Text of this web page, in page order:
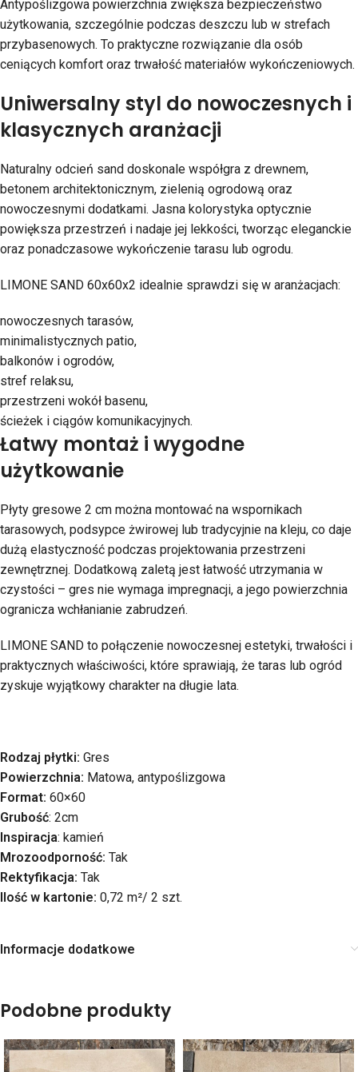
Antypoślizgowa powierzchnia zwiększa bezpieczeństwo
użytkowania, szczególnie podczas deszczu lub w strefach
przybasenowych. To praktyczne rozwiązanie dla osób
ceniących komfort oraz trwałość materiałów wykończeniowych.
Uniwersalny styl do nowoczesnych i
klasycznych aranżacji
Naturalny odcień sand doskonale współgra z drewnem,
betonem architektonicznym, zielenią ogrodową oraz
nowoczesnymi dodatkami. Jasna kolorystyka optycznie
powiększa przestrzeń i nadaje jej lekkości, tworząc eleganckie
oraz ponadczasowe wykończenie tarasu lub ogrodu.
LIMONE SAND 60x60x2 idealnie sprawdzi się w aranżacjach:
nowoczesnych tarasów,
minimalistycznych patio,
balkonów i ogrodów,
stref relaksu,
przestrzeni wokół basenu,
ścieżek i ciągów komunikacyjnych.
Łatwy montaż i wygodne
użytkowanie
Płyty gresowe 2 cm można montować na wspornikach
tarasowych, podsypce żwirowej lub tradycyjnie na kleju, co daje
dużą elastyczność podczas projektowania przestrzeni
zewnętrznej. Dodatkową zaletą jest łatwość utrzymania w
czystości – gres nie wymaga impregnacji, a jego powierzchnia
ogranicza wchłanianie zabrudzeń.
LIMONE SAND to połączenie nowoczesnej estetyki, trwałości i
praktycznych właściwości, które sprawiają, że taras lub ogród
zyskuje wyjątkowy charakter na długie lata.
Rodzaj płytki: Gres
Powierzchnia: Matowa, antypoślizgowa
Format: 60×60
Grubość: 2cm
Inspiracja: kamień
Mrozoodporność: Tak
Rektyfikacja: Tak
Ilość w kartonie: 0,72 m²/ 2 szt.
Informacje dodatkowe
Podobne produkty